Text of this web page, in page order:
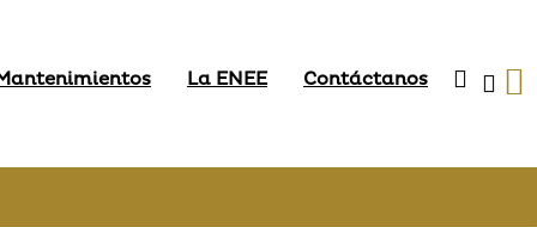
La ENEE Contáctanos